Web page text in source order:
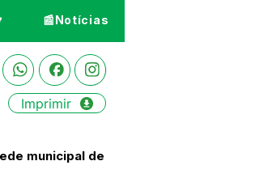
📰Notícias
Imprimir
municipal de